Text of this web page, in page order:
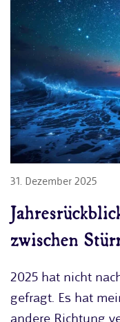
31. Dezember 2025
zwischen
2025 hat nicht
gefragt. Es hat
andere Richtung